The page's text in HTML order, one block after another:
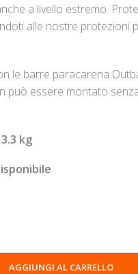
a livello estremo.
alle nostre protezioni
le barre paracarena
può essere montato
3.3 kg
AGGIUNGI AL CARRELLO